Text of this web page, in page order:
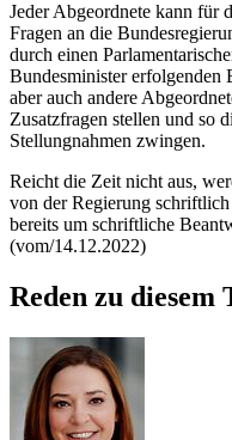
Jeder Abgeordnete kann für
Fragen an die
durch einen
Bundesminister erfolgenden
aber auch andere
Zusatzfragen stellen und so
Stellungnahmen zwingen.
Reicht die Zeit nicht aus,
von der Regierung
bereits um schriftliche
(vom/14.12.2022)
Reden zu diesem